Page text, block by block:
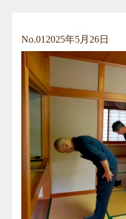
No.01 2025年5月26日